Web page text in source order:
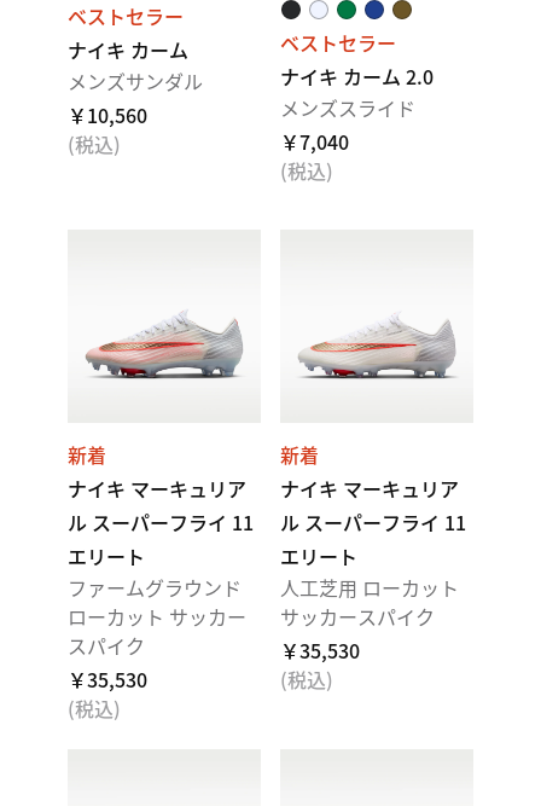
ベストセラー
ナイキ カーム
メンズサンダル
￥10,560
(税込)
ベストセラー
ナイキ カーム 2.0
メンズスライド
￥7,040
(税込)
新着
ナイキ マーキュリア
ル スーパーフライ 11
エリート
ファームグラウンド
ローカット サッカー
スパイク
￥35,530
(税込)
新着
ナイキ マーキュリア
ル スーパーフライ 11
エリート
人工芝用 ローカット
サッカースパイク
￥35,530
(税込)